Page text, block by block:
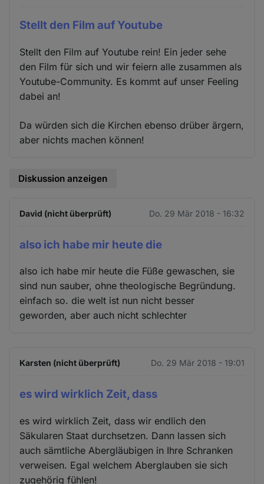
Stellt den Film auf Youtube
Stellt den Film auf Youtube rein! Ein jeder sehe
den Film für sich und wir feiern alle zusammen als
Youtube-Community. Es kommt auf unser Feeling
dabei an!
Da würden sich die Kirchen ebenso drüber ärgern,
aber nichts machen können!
Diskussion anzeigen
David (nicht überprüft) Do. 29 Mär 2018 - 16:32
also ich habe mir heute die
also ich habe mir heute die Füße gewaschen, sie
sind nun sauber, ohne theologische Begründung.
einfach so. die welt ist nun nicht besser
geworden, aber auch nicht schlechter
Karsten (nicht überprüft) Do. 29 Mär 2018 - 19:01
es wird wirklich Zeit, dass
es wird wirklich Zeit, dass wir endlich den
Säkularen Staat durchsetzen. Dann lassen sich
auch sämtliche Abergläubigen in Ihre Schranken
verweisen. Egal welchem Aberglauben sie sich
zugehörig fühlen!